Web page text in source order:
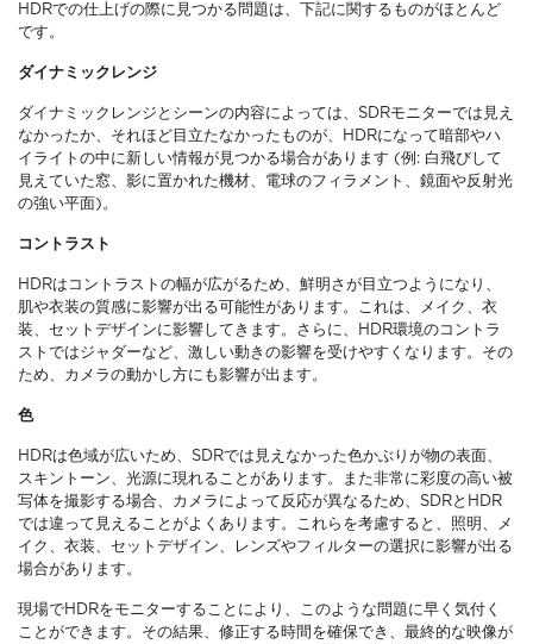
HDRでの仕上げの際に見つかる問題は、下記に関するものがほとんど
です。
ダイナミックレンジ
ダイナミックレンジとシーンの内容によっては、SDRモニターでは見え
なかったか、それほど目立たなかったものが、HDRになって暗部やハ
イライトの中に新しい情報が見つかる場合があります (例: 白飛びして
見えていた窓、影に置かれた機材、電球のフィラメント、鏡面や反射光
の強い平面)。
コントラスト
HDRはコントラストの幅が広がるため、鮮明さが目立つようになり、
肌や衣装の質感に影響が出る可能性があります。これは、メイク、衣
装、セットデザインに影響してきます。さらに、HDR環境のコントラ
ストではジャダーなど、激しい動きの影響を受けやすくなります。その
ため、カメラの動かし方にも影響が出ます。
色
HDRは色域が広いため、SDRでは見えなかった色かぶりが物の表面、
スキントーン、光源に現れることがあります。また非常に彩度の高い被
写体を撮影する場合、カメラによって反応が異なるため、SDRとHDR
では違って見えることがよくあります。これらを考慮すると、照明、メ
イク、衣装、セットデザイン、レンズやフィルターの選択に影響が出る
場合があります。
現場でHDRをモニターすることにより、このような問題に早く気付く
ことができます。その結果、修正する時間を確保でき、最終的な映像が